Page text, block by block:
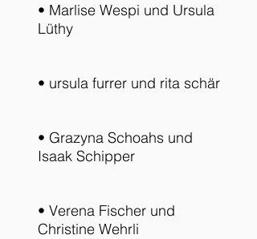
• Marlise Wespi und Ursula
Lüthy
• ursula furrer und rita schär
• Grazyna Schoahs und
Isaak Schipper
• Verena Fischer und
Christine Wehrli